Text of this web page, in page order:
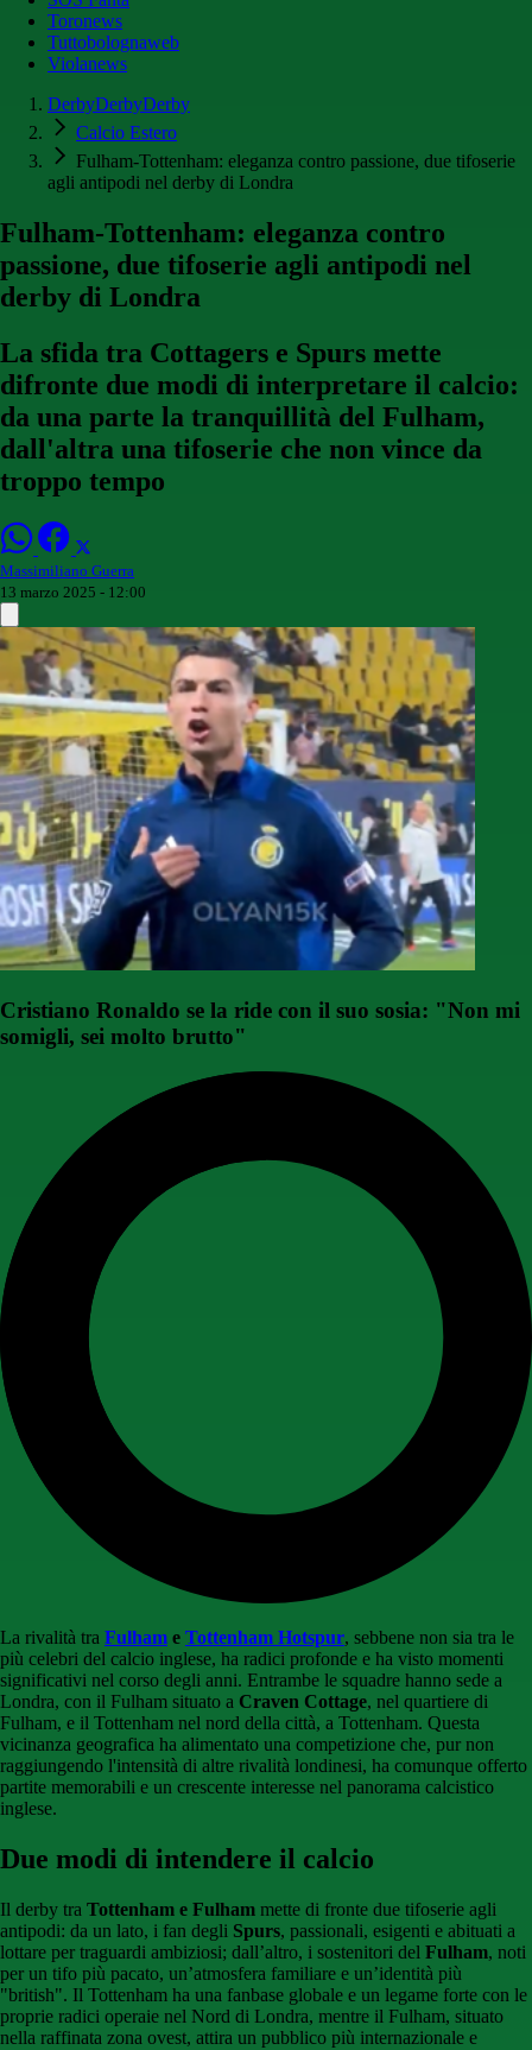
Toronews
Tuttobolognaweb
Violanews
DerbyDerbyDerby
Calcio Estero
Fulham-Tottenham: eleganza contro passione, due tifoserie
agli antipodi nel derby di Londra
Fulham-Tottenham: eleganza contro
passione, due tifoserie agli antipodi nel
derby di Londra
La sfida tra Cottagers e Spurs mette
difronte due modi di interpretare il calcio:
da una parte la tranquillità del Fulham,
dall'altra una tifoserie che non vince da
troppo tempo
Massimiliano Guerra
13 marzo 2025 - 12:00
Cristiano Ronaldo se la ride con il suo sosia: "Non mi
somigli, sei molto brutto"
La rivalità tra Fulham e Tottenham Hotspur, sebbene non sia tra le
più celebri del calcio inglese, ha radici profonde e ha visto momenti
significativi nel corso degli anni. Entrambe le squadre hanno sede a
Londra, con il Fulham situato a Craven Cottage, nel quartiere di
Fulham, e il Tottenham nel nord della città, a Tottenham. Questa
vicinanza geografica ha alimentato una competizione che, pur non
raggiungendo l'intensità di altre rivalità londinesi, ha comunque offerto
partite memorabili e un crescente interesse nel panorama calcistico
inglese.
Due modi di intendere il calcio
Il derby tra Tottenham e Fulham mette di fronte due tifoserie agli
antipodi: da un lato, i fan degli Spurs, passionali, esigenti e abituati a
lottare per traguardi ambiziosi; dall’altro, i sostenitori del Fulham, noti
per un tifo più pacato, un’atmosfera familiare e un’identità più
"british". Il Tottenham ha una fanbase globale e un legame forte con le
proprie radici operaie nel Nord di Londra, mentre il Fulham, situato
nella raffinata zona ovest, attira un pubblico più internazionale e